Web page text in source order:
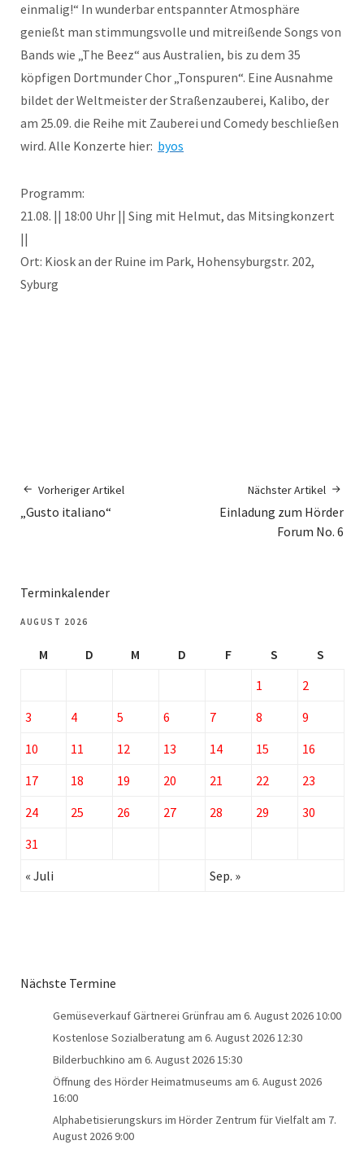
einmalig!“ In wunderbar entspannter Atmosphäre
genießt man stimmungsvolle und mitreißende Songs von
Bands wie „The Beez“ aus Australien, bis zu dem 35
köpfigen Dortmunder Chor „Tonspuren“. Eine Ausnahme
bildet der Weltmeister der Straßenzauberei, Kalibo, der
am 25.09. die Reihe mit Zauberei und Comedy beschließen
wird. Alle Konzerte hier: byos
Programm:
21.08. || 18:00 Uhr || Sing mit Helmut, das Mitsingkonzert
||
Ort: Kiosk an der Ruine im Park, Hohensyburgstr. 202,
Syburg
Vorheriger Artikel
„Gusto italiano“
Nächster Artikel
Einladung zum Hörder
Forum No. 6
Terminkalender
AUGUST 2026
M D M D F S
S
1
2
3
4 5 6 7 8
9
10
11 12 13 14 15
16
17
18 19 20 21 22
23
24
25 26 27 28 29
30
31
« Juli
Sep. »
Nächste Termine
Gemüseverkauf Gärtnerei Grünfrau am 6. August 2026 10:00
Kostenlose Sozialberatung am 6. August 2026 12:30
Bilderbuchkino am 6. August 2026 15:30
Öffnung des Hörder Heimatmuseums am 6. August 2026
16:00
Alphabetisierungskurs im Hörder Zentrum für Vielfalt am 7.
August 2026 9:00